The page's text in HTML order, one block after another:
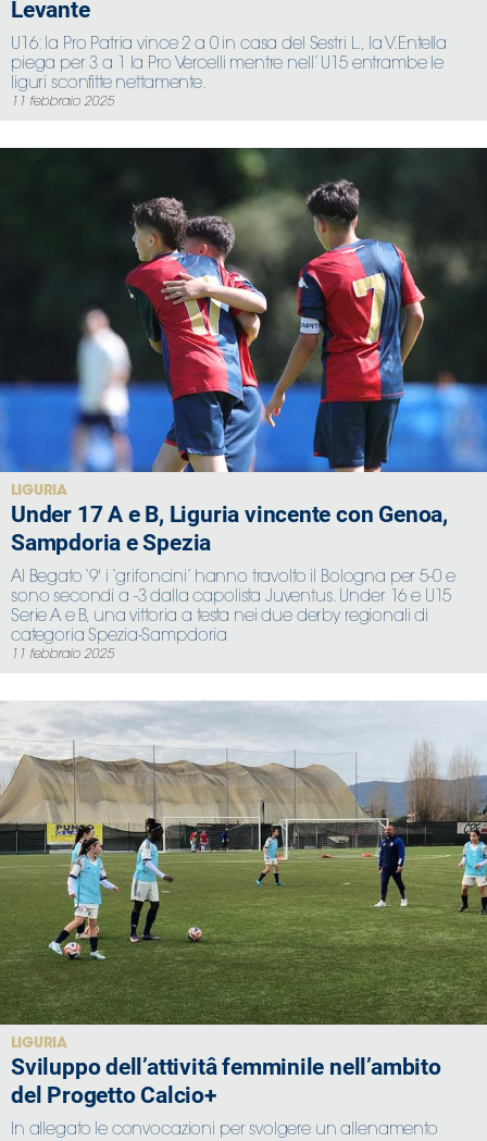
Levante
U16: la Pro Patria vince 2 a 0 in casa del Sestri L., la V.Entella
piega per 3 a 1 la Pro Vercelli mentre nell’ U15 entrambe le
liguri sconfitte nettamente.
11 febbraio 2025
LIGURIA
Under 17 A e B, Liguria vincente con Genoa,
Sampdoria e Spezia
Al Begato ‘9' i ‘grifoncini’ hanno travolto il Bologna per 5-0 e
sono secondi a -3 dalla capolista Juventus. Under 16 e U15
Serie A e B, una vittoria a testa nei due derby regionali di
categoria Spezia-Sampdoria
11 febbraio 2025
LIGURIA
Sviluppo dell’attivitâ femminile nell’ambito
del Progetto Calcio+
In allegato le convocazioni per svolgere un allenamento